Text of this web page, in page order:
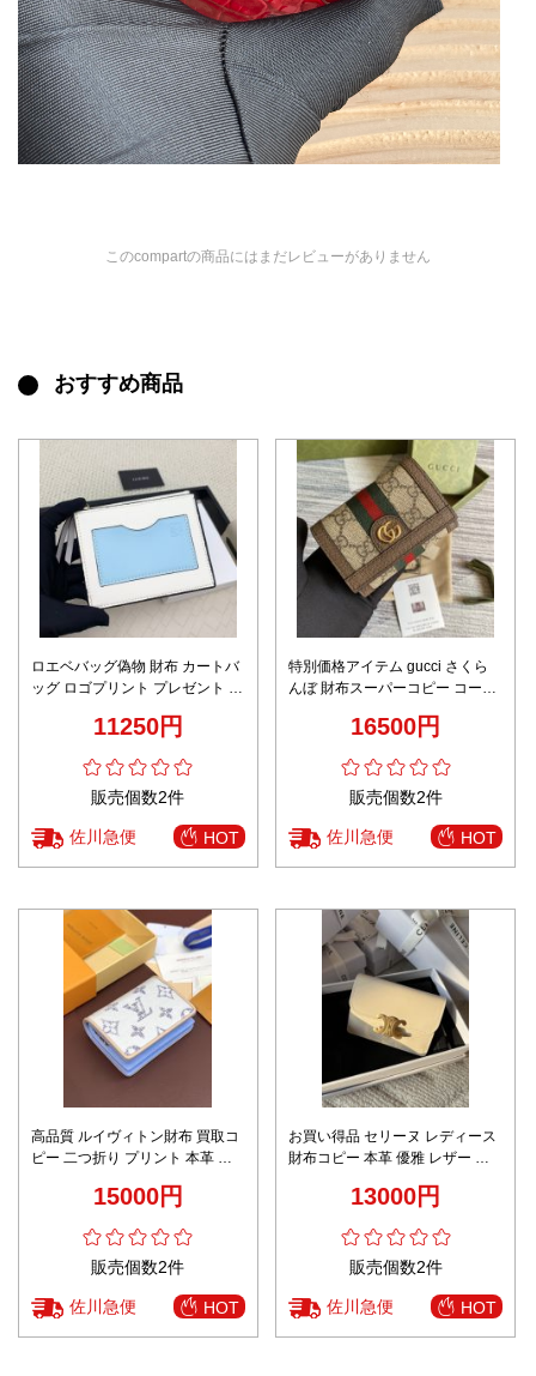
このcompartの商品にはまだレビューがありません
おすすめ商品
ロエベバッグ偽物 財布 カートバ
ッグ ロゴプリント プレゼント 本
11250円
販売個数2件
佐川急便 HOT
特別価格アイテム gucci さくら
んぼ 財布スーパーコピー コード
布 花柄 ブラウン16500円
販売個数2件
佐川急便 HOT
高品質 ルイヴィトン財布 買取コ
ピー 二つ折り プリント 本革 レ
15000円
販売個数2件
佐川急便 HOT
お買い得品 セリーヌ レディース
財布コピー 本革 優雅 レザー 小
13000円
販売個数2件
佐川急便 HOT